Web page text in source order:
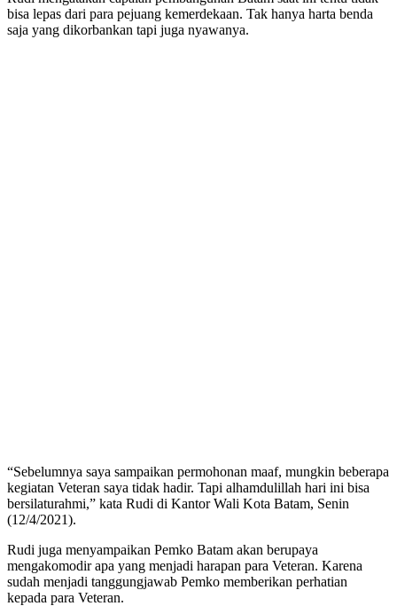
bisa lepas dari para pejuang kemerdekaan. Tak hanya harta benda
saja yang dikorbankan tapi juga nyawanya.
“Sebelumnya saya sampaikan permohonan maaf, mungkin beberapa
kegiatan Veteran saya tidak hadir. Tapi alhamdulillah hari ini bisa
bersilaturahmi,” kata Rudi di Kantor Wali Kota Batam, Senin
(12/4/2021).
Rudi juga menyampaikan Pemko Batam akan berupaya
mengakomodir apa yang menjadi harapan para Veteran. Karena
sudah menjadi tanggungjawab Pemko memberikan perhatian
kepada para Veteran.